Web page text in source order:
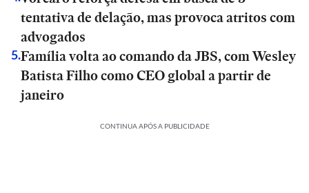
tentativa de delação, mas provoca atritos com
advogados
5.Família volta ao comando da JBS, com Wesley
Batista Filho como CEO global a partir de
janeiro
CONTINUA APÓS A PUBLICIDADE